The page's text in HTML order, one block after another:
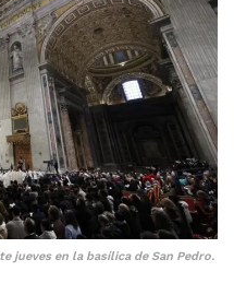
jueves en la basílica de San Pedro.